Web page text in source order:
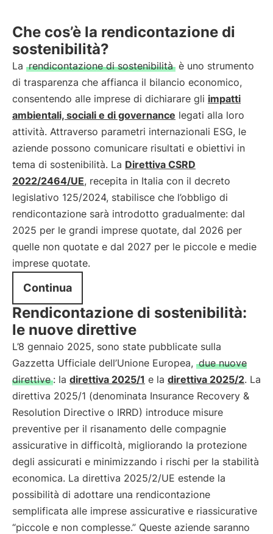
Che cos’è la rendicontazione di
sostenibilità?
La rendicontazione di sostenibilità è uno strumento
di trasparenza che affianca il bilancio economico,
consentendo alle imprese di dichiarare gli impatti
ambientali, sociali e di governance legati alla loro
attività. Attraverso parametri internazionali ESG, le
aziende possono comunicare risultati e obiettivi in
tema di sostenibilità. La Direttiva CSRD
2022/2464/UE, recepita in Italia con il decreto
legislativo 125/2024, stabilisce che l’obbligo di
rendicontazione sarà introdotto gradualmente: dal
2025 per le grandi imprese quotate, dal 2026 per
quelle non quotate e dal 2027 per le piccole e medie
imprese quotate.
Continua
Rendicontazione di sostenibilità:
le nuove direttive
L’8 gennaio 2025, sono state pubblicate sulla
Gazzetta Ufficiale dell’Unione Europea, due nuove
direttive : la direttiva 2025/1 e la direttiva 2025/2. La
direttiva 2025/1 (denominata Insurance Recovery &
Resolution Directive o IRRD) introduce misure
preventive per il risanamento delle compagnie
assicurative in difficoltà, migliorando la protezione
degli assicurati e minimizzando i rischi per la stabilità
economica. La direttiva 2025/2/UE estende la
possibilità di adottare una rendicontazione
semplificata alle imprese assicurative e riassicurative
“piccole e non complesse.” Queste aziende saranno